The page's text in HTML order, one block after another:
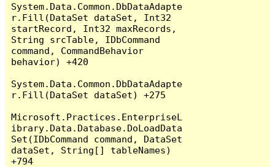
System.Data.Common.DbDataAdapte
r.Fill(DataSet dataSet, Int32
startRecord, Int32 maxRecords,
String srcTable, IDbCommand
command, CommandBehavior
behavior) +420
System.Data.Common.DbDataAdapte
r.Fill(DataSet dataSet) +275
Microsoft.Practices.EnterpriseL
ibrary.Data.Database.DoLoadData
Set(IDbCommand command, DataSet
dataSet, String[] tableNames)
+794